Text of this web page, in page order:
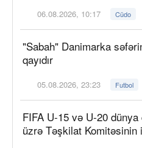
06.08.2026, 10:17 Cüdo
"Sabah" Danimarka
qayıdır
05.08.2026, 23:23 Futbol
FIFA U-15 və U-20 dünya
üzrə Təşkilat Komitəsinin